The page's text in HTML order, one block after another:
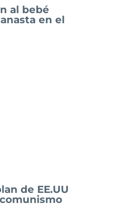
al bebé
en el
de EE.UU